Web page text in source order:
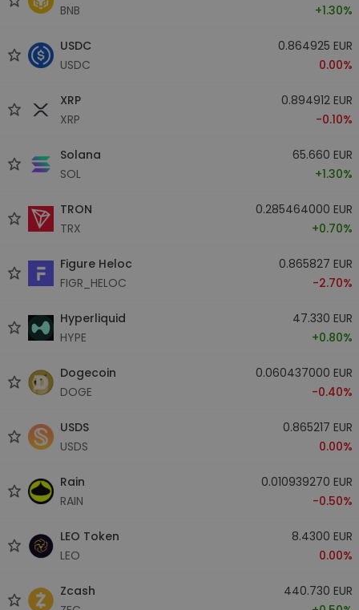
BNB
+1.30%
USDC
USDC
0.864925 EUR
0.00%
XRP
XRP
0.894912 EUR
-0.10%
Solana
SOL
65.660 EUR
+1.30%
TRON
TRX
0.285464000 EUR
+0.70%
Figure Heloc
FIGR_HELOC
0.865827 EUR
-2.70%
Hyperliquid
HYPE
47.330 EUR
+0.80%
Dogecoin
DOGE
0.060437000 EUR
-0.40%
USDS
USDS
0.865217 EUR
0.00%
Rain
RAIN
0.010939270 EUR
-0.50%
LEO Token
LEO
8.4300 EUR
0.00%
Zcash
440.730 EUR